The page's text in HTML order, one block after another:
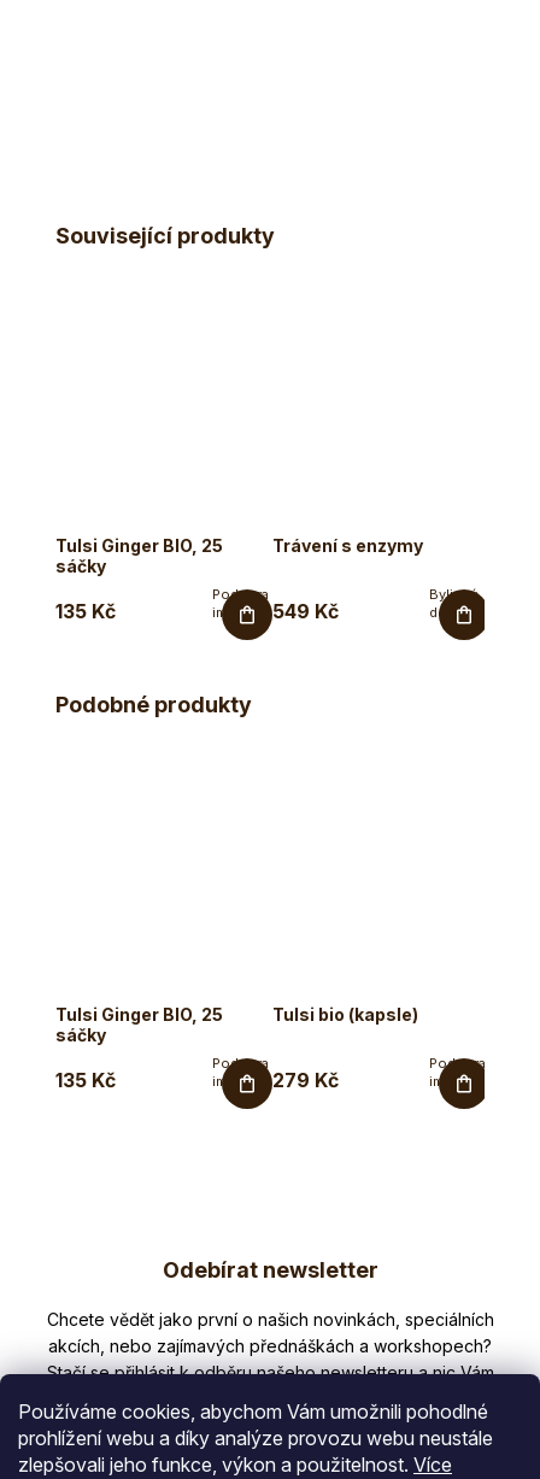
Používáme cookies, abychom Vám umožnili pohodlné
prohlížení webu a díky analýze provozu webu neustále
zlepšovali jeho funkce, výkon a použitelnost. Více
Související produkty
Tulsi Ginger BIO, 25
sáčky
135 Kč
Podpora
imunity,
dýchacího
Trávení s enzymy
549 Kč
Bylinný
doplněk
Podobné produkty
Tulsi Ginger BIO, 25
sáčky
135 Kč
Podpora
imunity,
dýchacího
Tulsi bio (kapsle)
279 Kč
Podpora
imunity,
ochrana
a
Odebírat newsletter
Nezmeškejte žádné novinky či slevy!